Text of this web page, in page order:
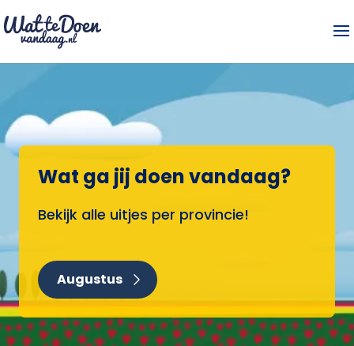
Wat ga jij doen vandaag?
Bekijk alle uitjes per provincie!
Augustus